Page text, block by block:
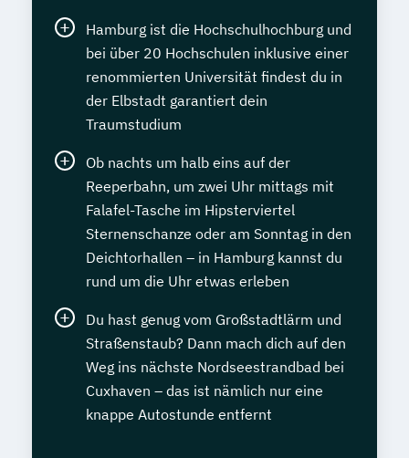
Hamburg ist die Hochschulhochburg und
bei über 20 Hochschulen inklusive einer
renommierten Universität findest du in
der Elbstadt garantiert dein
Traumstudium
Ob nachts um halb eins auf der
Reeperbahn, um zwei Uhr mittags mit
Falafel-Tasche im Hipsterviertel
Sternenschanze oder am Sonntag in den
Deichtorhallen – in Hamburg kannst du
rund um die Uhr etwas erleben
Du hast genug vom Großstadtlärm und
Straßenstaub? Dann mach dich auf den
Weg ins nächste Nordseestrandbad bei
Cuxhaven – das ist nämlich nur eine
knappe Autostunde entfernt